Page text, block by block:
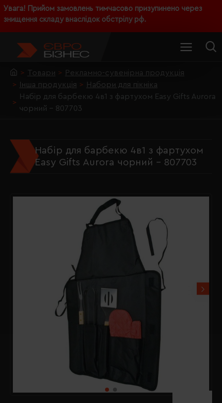
Увага! Прийом замовлень тимчасово призупинено через
знищення складу внаслідок обстрілу рф.
Товари
Рекламно-сувенірна продукція
Інша продукція
Набори для пікніка
Набір для барбекю 4в1 з фартухом Easy Gifts Aurora
чорний - 807703
Набір для барбекю 4в1 з фартухом
Easy Gifts Aurora чорний - 807703